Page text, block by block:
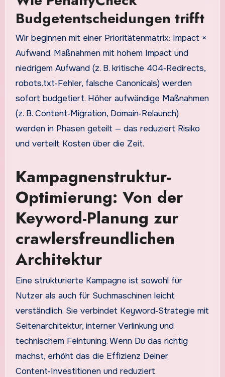
Budgetentscheidungen trifft
Wir beginnen mit einer Prioritätenmatrix: Impact ×
Aufwand. Maßnahmen mit hohem Impact und
niedrigem Aufwand (z. B. kritische 404‑Redirects,
robots.txt‑Fehler, falsche Canonicals) werden
sofort budgetiert. Höher aufwändige Maßnahmen
(z. B. Content‑Migration, Domain‑Relaunch)
werden in Phasen geteilt — das reduziert Risiko
und verteilt Kosten über die Zeit.
Kampagnenstruktur-
Optimierung: Von der
Keyword-Planung zur
crawlersfreundlichen
Architektur
Eine strukturierte Kampagne ist sowohl für
Nutzer als auch für Suchmaschinen leicht
verständlich. Sie verbindet Keyword‑Strategie mit
Seitenarchitektur, interner Verlinkung und
technischem Feintuning. Wenn Du das richtig
machst, erhöht das die Effizienz Deiner
Content‑Investitionen und reduziert